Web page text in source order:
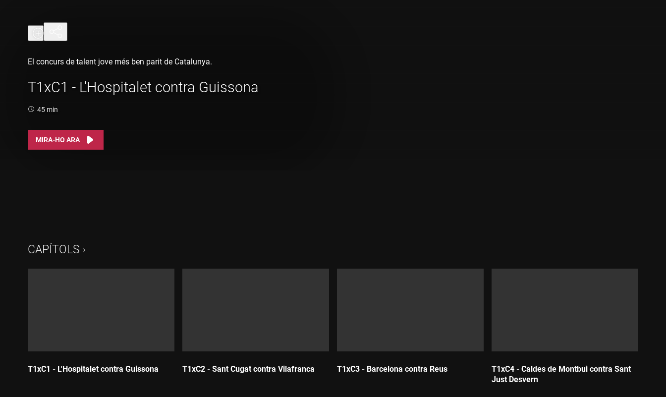
El concurs de talent jove més ben parit de Catalunya.
T1xC1 - L'Hospitalet contra Guissona
Durada:
45 min
MIRA-HO ARA
CAPÍTOLS
T1xC1 - L'Hospitalet contra Guissona T1xC2 - Sant Cugat contra Vilafranca T1xC3 - Barcelona contra Reus
T1xC4 - Caldes de Montbui contra Sant
Just Desvern